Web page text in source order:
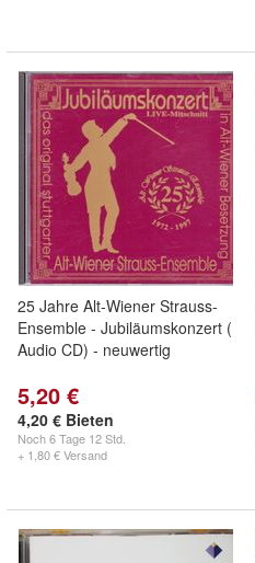
25 Jahre Alt-Wiener Strauss-
Ensemble - Jubiläumskonzert (
Audio CD) - neuwertig
5,20 €
4,20 € Bieten
Noch6 Tage 12 Std.
+ 1,80 € Versand